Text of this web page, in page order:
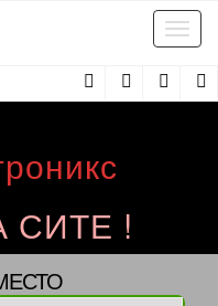
СИТЕ !